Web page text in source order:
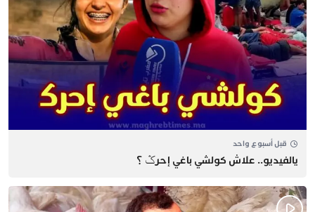
قبل أسبوع واحد
يالفيديو.. علاش كولشي باغي إحرݣ ؟